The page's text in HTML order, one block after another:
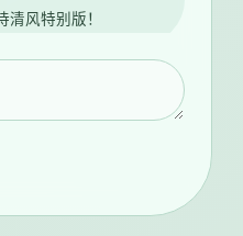
风特别版！